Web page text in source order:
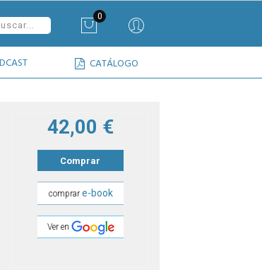
0
CATÁLOGO
42,00 €
Comprar
comprar e-book
Ver en